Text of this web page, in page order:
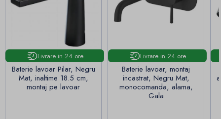
Livrare in 24 ore
Baterie lavoar Pilar, Negru
Mat, inaltime 18.5 cm,
montaj pe lavoar
Livrare in 24 ore
Baterie lavoar, montaj
incastrat, Negru Mat,
monocomanda, alama,
Gala